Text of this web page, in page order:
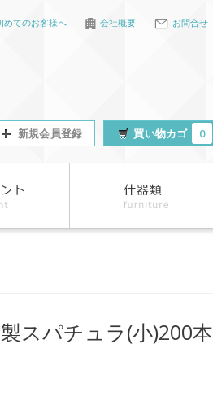
めてのお客様へ 会社概要 お問合せ
新規会員登録 買い物カゴ 0
スパチュラ(小)200本